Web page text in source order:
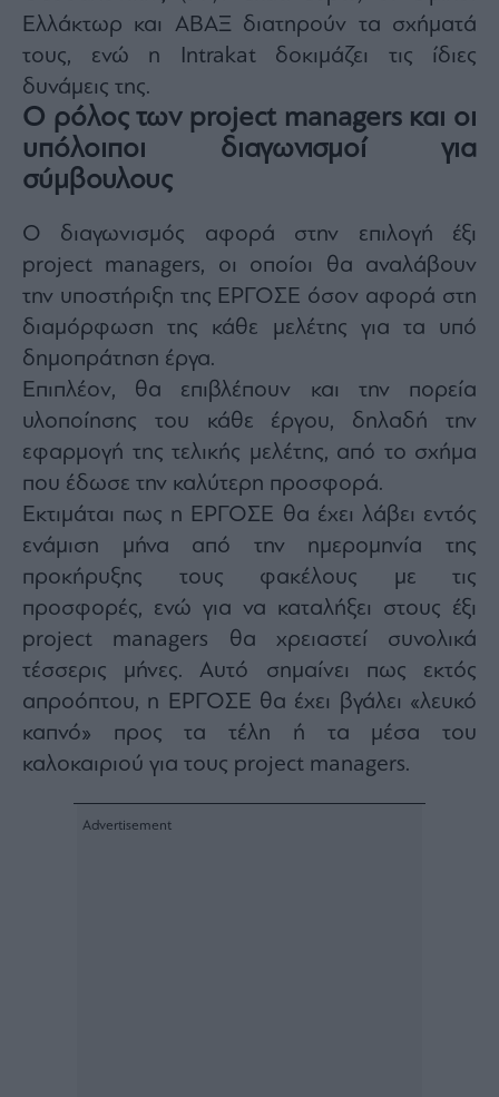
Ελλάκτωρ και ΑΒΑΞ διατηρούν τα σχήματά
τους, ενώ η Intrakat δοκιμάζει τις ίδιες
δυνάμεις της.
Ο ρόλος των project managers και οι
υπόλοιποι διαγωνισμοί για
σύμβουλους
Ο διαγωνισμός αφορά στην επιλογή έξι
project managers, οι οποίοι θα αναλάβουν
την υποστήριξη της ΕΡΓΟΣΕ όσον αφορά στη
διαμόρφωση της κάθε μελέτης για τα υπό
δημοπράτηση έργα.
Επιπλέον, θα επιβλέπουν και την πορεία
υλοποίησης του κάθε έργου, δηλαδή την
εφαρμογή της τελικής μελέτης, από το σχήμα
που έδωσε την καλύτερη προσφορά.
Εκτιμάται πως η ΕΡΓΟΣΕ θα έχει λάβει εντός
ενάμιση μήνα από την ημερομηνία της
προκήρυξης τους φακέλους με τις
προσφορές, ενώ για να καταλήξει στους έξι
project managers θα χρειαστεί συνολικά
τέσσερις μήνες. Αυτό σημαίνει πως εκτός
απροόπτου, η ΕΡΓΟΣΕ θα έχει βγάλει «λευκό
καπνό» προς τα τέλη ή τα μέσα του
καλοκαιριού για τους project managers.